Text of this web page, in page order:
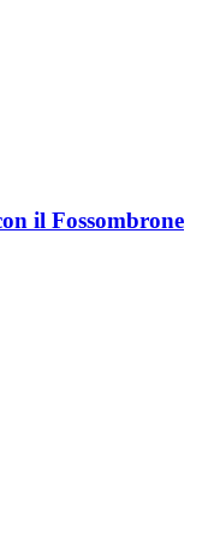
il Fossombrone